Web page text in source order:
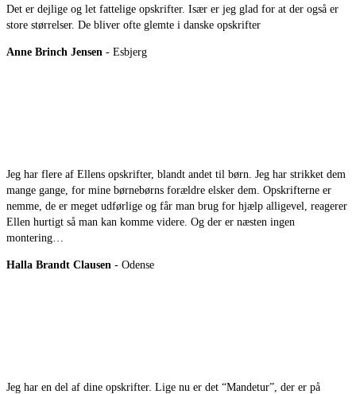
Det er dejlige og let fattelige opskrifter. Især er jeg glad for at der også er
store størrelser. De bliver ofte glemte i danske opskrifter
Anne Brinch Jensen - Esbjerg
Jeg har flere af Ellens opskrifter, blandt andet til børn. Jeg har strikket dem
mange gange, for mine børnebørns forældre elsker dem. Opskrifterne er
nemme, de er meget udførlige og får man brug for hjælp alligevel, reagerer
Ellen hurtigt så man kan komme videre. Og der er næsten ingen
montering…
Halla Brandt Clausen - Odense
Jeg har en del af dine opskrifter. Lige nu er det “Mandetur”, der er på